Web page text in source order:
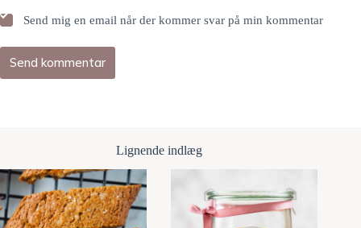
Send mig en email når der kommer svar på min kommentar
Send kommentar
Lignende indlæg